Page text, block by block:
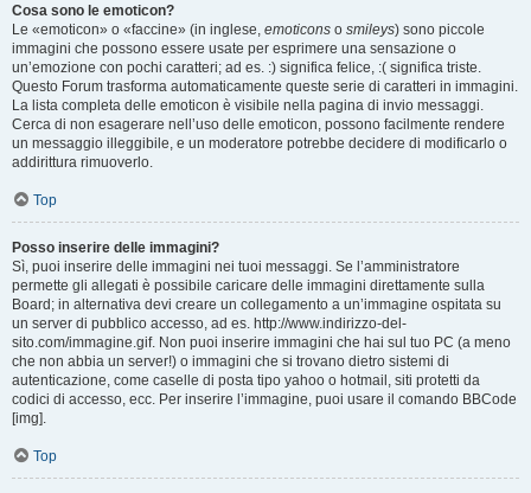
Cosa sono le emoticon?
Le «emoticon» o «faccine» (in inglese, emoticons o smileys) sono piccole
immagini che possono essere usate per esprimere una sensazione o
un’emozione con pochi caratteri; ad es. :) significa felice, :( significa triste.
Questo Forum trasforma automaticamente queste serie di caratteri in immagini.
La lista completa delle emoticon è visibile nella pagina di invio messaggi.
Cerca di non esagerare nell’uso delle emoticon, possono facilmente rendere
un messaggio illeggibile, e un moderatore potrebbe decidere di modificarlo o
addirittura rimuoverlo.
Top
Posso inserire delle immagini?
Sì, puoi inserire delle immagini nei tuoi messaggi. Se l’amministratore
permette gli allegati è possibile caricare delle immagini direttamente sulla
Board; in alternativa devi creare un collegamento a un’immagine ospitata su
un server di pubblico accesso, ad es. http://www.indirizzo-del-
sito.com/immagine.gif. Non puoi inserire immagini che hai sul tuo PC (a meno
che non abbia un server!) o immagini che si trovano dietro sistemi di
autenticazione, come caselle di posta tipo yahoo o hotmail, siti protetti da
codici di accesso, ecc. Per inserire l’immagine, puoi usare il comando BBCode
[img].
Top